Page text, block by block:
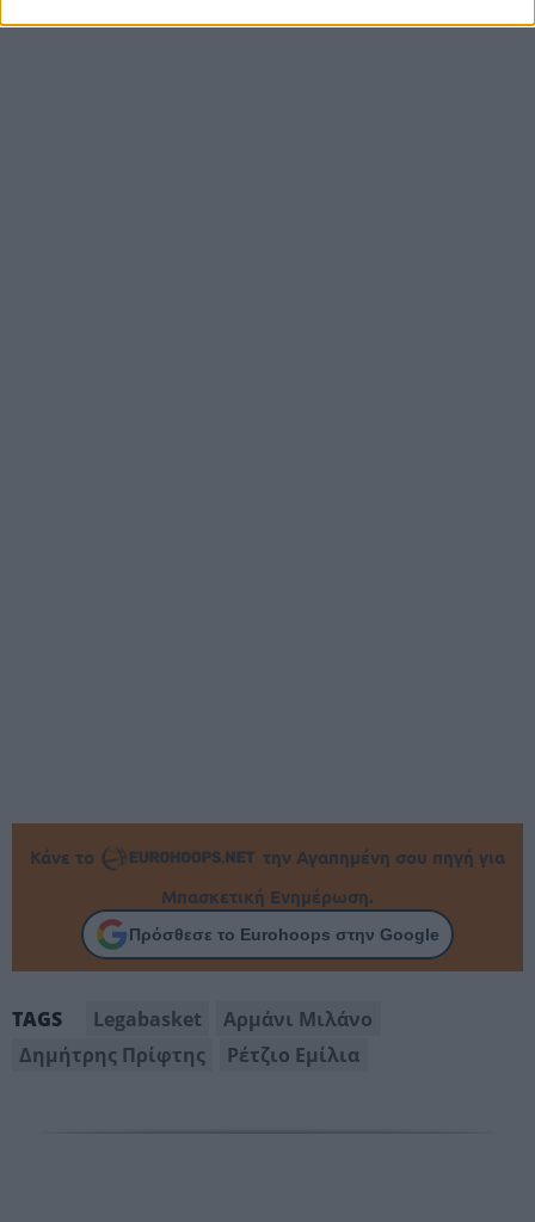
Κάνε το
την Αγαπημένη σου πηγή για
Μπασκετική Ενημέρωση.
Πρόσθεσε το Eurohoops στην Google
TAGS Legabasket
Αρμάνι Μιλάνο
Δημήτρης Πρίφτης
Ρέτζιο Εμίλια